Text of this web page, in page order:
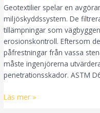
Geotextilier spelar en
miljöskyddssystem. De
tillämpningar som
erosionskontroll. Eftersom
påfrestningar från vassa
måste ingenjörerna
penetrationsskador. ASTM
Läs mer »